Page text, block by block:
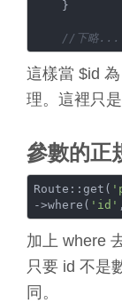
//下略...
這樣當 $id
理。這裡只
參數的正
Route::get(
->where( 'id'
加上 where
只要 id 不是
同。